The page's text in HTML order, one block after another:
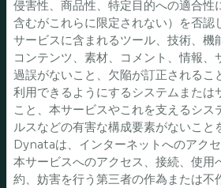
侵害性、商品性、特定目的への適合性
含むがこれらに限定されない）を否
サービスに含まれるツール、技術、機
コンテンツ、素材、コメント、情報、
過誤がないこと、欠陥が訂正されるこ
利用できるようにするシステムまたは
こと、本サービスやこれを支えるシス
ルスなどの有害な構成要素がないこと
Dynataは、インターネットへのアクセ
本サービスへのアクセス、接続、使用
約、妨害を行う第三者の作為または不